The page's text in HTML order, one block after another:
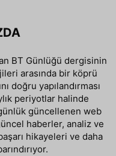
BT Günlüğü dergisinin
arasında bir köprü
doğru yapılandırması
periyotlar halinde
güncellenen web
haberler, analiz ve
hikayeleri ve daha